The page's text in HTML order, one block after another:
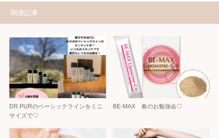
関連記事
DR.PURのベーシックラインをミニ
サイズで♡
BE-MAX 春のお勉強会♡